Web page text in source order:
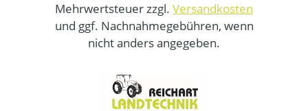
Mehrwertsteuer zzgl. Versandkosten
und ggf. Nachnahmegebühren, wenn
nicht anders angegeben.